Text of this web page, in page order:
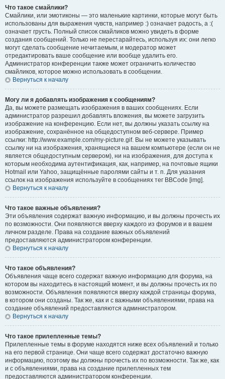
Что такое смайлики?
Смайлики, или эмотиконы — это маленькие картинки, которые могут быть
использованы для выражения чувств, например :) означает радость, а :(
означает грусть. Полный список смайликов можно увидеть в форме
создания сообщений. Только не перестарайтесь, используя их: они легко
могут сделать сообщение нечитаемым, и модератор может
отредактировать ваше сообщение или вообще удалить его.
Администратор конференции также может ограничить количество
смайликов, которое можно использовать в сообщении.
Вернуться к началу
Могу ли я добавлять изображения к сообщениям?
Да, вы можете размещать изображения в ваших сообщениях. Если
администратор разрешил добавлять вложения, вы можете загрузить
изображение на конференцию. Если нет, вы должны указать ссылку на
изображение, сохранённое на общедоступном веб-сервере. Пример
ссылки: http://www.example.com/my-picture.gif. Вы не можете указывать
ссылку ни на изображения, хранящиеся на вашем компьютере (если он не
является общедоступным сервером), ни на изображения, для доступа к
которым необходима аутентификация, как, например, на почтовые ящики
Hotmail или Yahoo, защищённые паролями сайты и т. п. Для указания
ссылок на изображения используйте в сообщениях тег BBCode [img].
Вернуться к началу
Что такое важные объявления?
Эти объявления содержат важную информацию, и вы должны прочесть их
по возможности. Они появляются вверху каждого из форумов и в вашем
личном разделе. Права на создание важных объявлений
предоставляются администратором конференции.
Вернуться к началу
Что такое объявления?
Объявления чаще всего содержат важную информацию для форума, на
котором вы находитесь в настоящий момент, и вы должны прочесть их по
возможности. Объявления появляются вверху каждой страницы форума,
в котором они созданы. Так же, как и с важными объявлениями, права на
создание объявлений предоставляются администратором.
Вернуться к началу
Что такое прилепленные темы?
Прилепленные темы в форуме находятся ниже всех объявлений и только
на его первой странице. Они чаще всего содержат достаточно важную
информацию, поэтому вы должны прочесть их по возможности. Так же, как
и с объявлениями, права на создание прилепленных тем
предоставляются администратором конференции.